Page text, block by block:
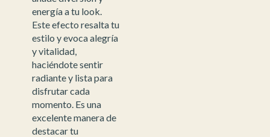
energía a tu look.
Este efecto resalta tu
estilo y evoca alegría
y vitalidad,
haciéndote sentir
radiante y lista para
disfrutar cada
momento. Es una
excelente manera de
destacar tu